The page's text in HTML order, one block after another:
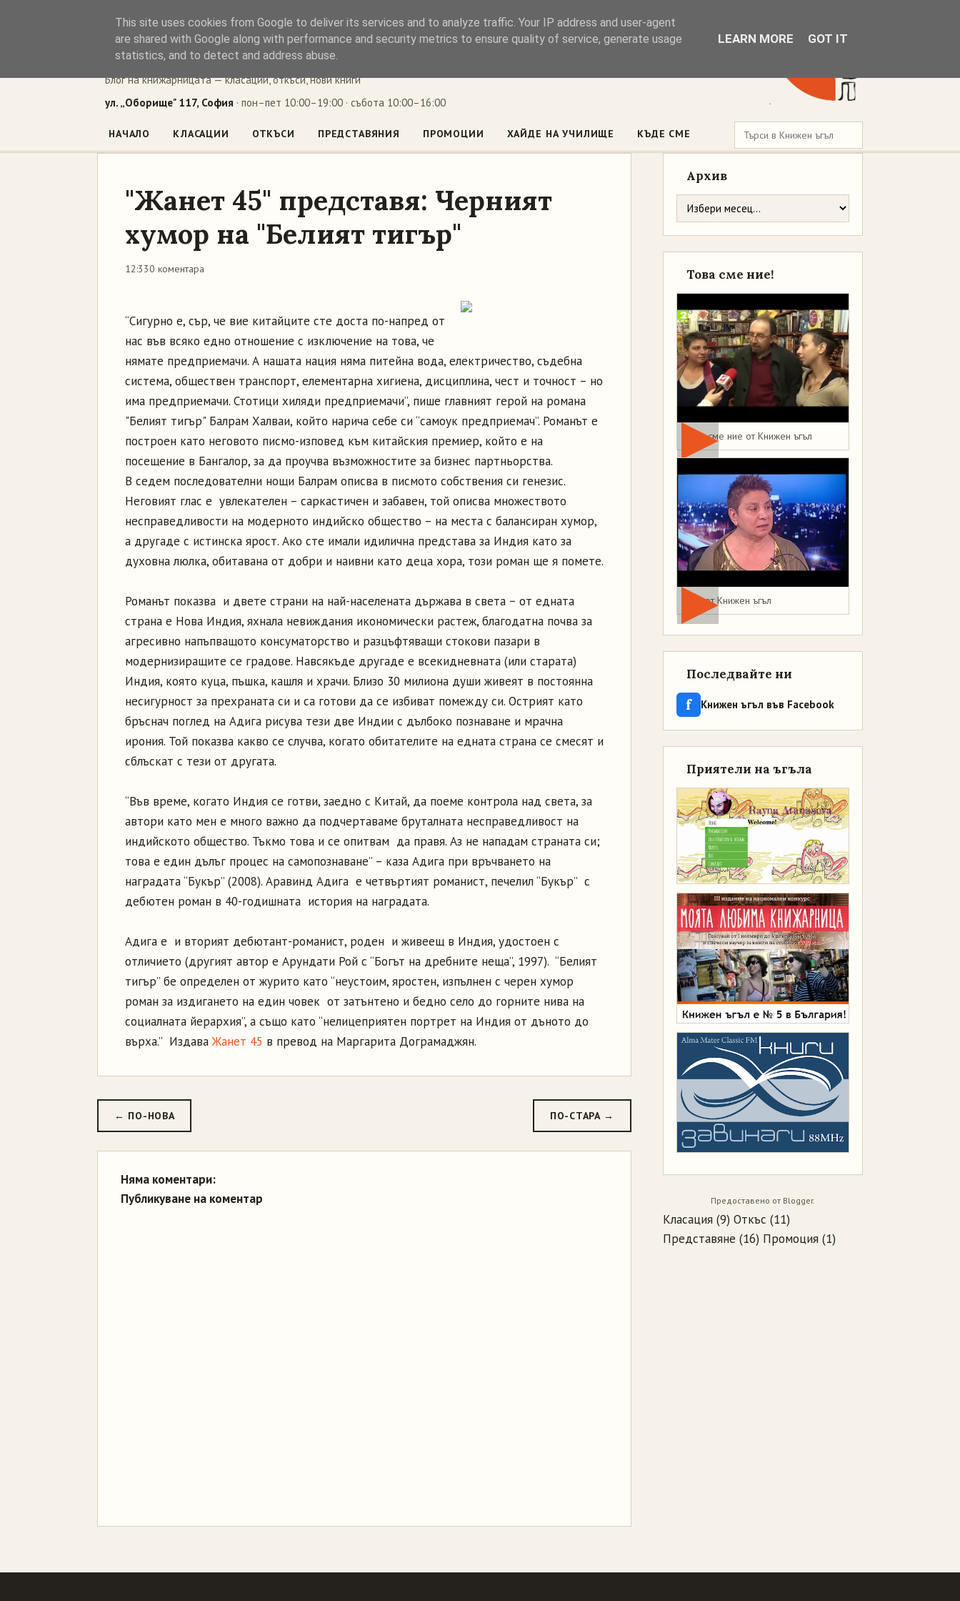
Книжен ъгъл
Блог на книжарницата — класации, откъси, нови книги
ул. „Оборище" 117, София · пон–пет 10:00–19:00 · събота 10:00–16:00
НАЧАЛО КЛАСАЦИИ ОТКЪСИ ПРЕДСТАВЯНИЯ ПРОМОЦИИ ХАЙДЕ НА УЧИЛИЩЕ КЪДЕ СМЕ
"Жанет 45" представя: Черният
хумор на "Белият тигър"
12:330 коментара
“Сигурно е, сър, че вие китайците сте доста по-напред от
нас във всяко едно отношение с изключение на това, че
нямате предприемачи. А нашата нация няма питейна вода, електричество, съдебна
система, обществен транспорт, елементарна хигиена, дисциплина, чест и точност – но
има предприемачи. Стотици хиляди предприемачи”, пише главният герой на романа
"Белият тигър" Балрам Халваи, който нарича себе си “самоук предприемач”. Романът е
построен като неговото писмо-изповед към китайския премиер, който е на
посещение в Бангалор, за да проучва възможностите за бизнес партньорства.
В седем последователни нощи Балрам описва в писмото собствения си генезис.
Неговият глас е увлекателен – саркастичен и забавен, той описва множеството
несправедливости на модерното индийско общество – на места с балансиран хумор,
а другаде с истинска ярост. Ако сте имали идилична представа за Индия като за
духовна люлка, обитавана от добри и наивни като деца хора, този роман ще я помете.
Романът показва и двете страни на най-населената държава в света − от едната
страна е Нова Индия, яхнала невиждания икономически растеж, благодатна почва за
агресивно напъпващото консуматорство и разцъфтяващи стокови пазари в
модернизиращите се градове. Навсякъде другаде е всекидневната (или старата)
Индия, която куца, пъшка, кашля и храчи. Близо 30 милиона души живеят в постоянна
несигурност за прехраната си и са готови да се избиват помежду си. Острият като
бръснач поглед на Адига рисува тези две Индии с дълбоко познаване и мрачна
ирония. Той показва какво се случва, когато обитателите на едната страна се смесят и
сблъскат с тези от другата.
“Във време, когато Индия се готви, заедно с Китай, да поеме контрола над света, за
автори като мен е много важно да подчертаваме бруталната несправедливост на
индийското общество. Тъкмо това и се опитвам да правя. Аз не нападам страната си;
това е един дълъг процес на самопознаване” – каза Адига при връчването на
наградата “Букър” (2008). Аравинд Адига е четвъртият романист, печелил “Букър” с
дебютен роман в 40-годишната история на наградата.
Адига е и вторият дебютант-романист, роден и живеещ в Индия, удостоен с
отличието (другият автор е Арундати Рой с “Богът на дребните неща”, 1997). “Белият
тигър” бе определен от журито като “неустоим, яростен, изпълнен с черен хумор
роман за издигането на един човек от затънтено и бедно село до горните нива на
социалната йерархия”, а също като “нелицеприятен портрет на Индия от дъното до
върха.” ИздаваЖанет 45 в превод на Маргарита Дограмаджян.
← ПО-НОВА ПО-СТАРА →
Няма коментари:
Публикуване на коментар
Архив
Това сме ние!
Това сме ние от Книжен ъгъл
Мая от Книжен ъгъл
Последвайте ни
f Книжен ъгъл във Facebook
Приятели на ъгъла
Предоставено от Blogger.
Класация (9) Откъс (11)
Представяне (16) Промоция (1)
This site uses cookies from Google to deliver its services and to analyze traffic. Your IP address and user-agent
are shared with Google along with performance and security metrics to ensure quality of service, generate usage
statistics, and to detect and address abuse.
LEARN MORE GOT IT